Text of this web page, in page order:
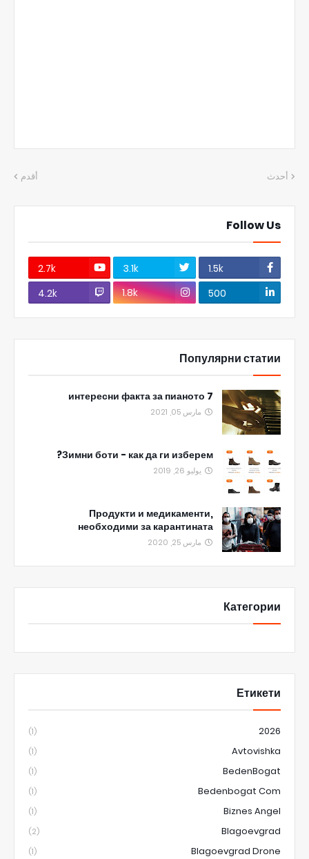
أحدث أقدم
Follow Us
1.5k
3.1k
2.7k
500
1.8k
4.2k
Популярни статии
7 интересни факта за пианото
مارس 05, 2021
Зимни боти - как да ги изберем?
يوليو 26, 2019
Продукти и медикаменти,
необходими за карантината
مارس 25, 2020
Категории
Етикети
2026
(1)
Avtovishka
(1)
BedenBogat
(1)
Bedenbogat Com
(1)
Biznes Angel
(1)
Blagoevgrad
(2)
Blagoevgrad Drone
(1)